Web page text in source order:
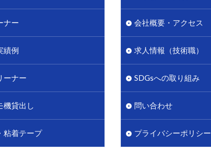
ナー
績例
ーナー
貸出し
粘着テープ
会社概要・アクセス
求人情報（技術職）
SDGsへの取り組み
問い合わせ
プライバシーポリシー